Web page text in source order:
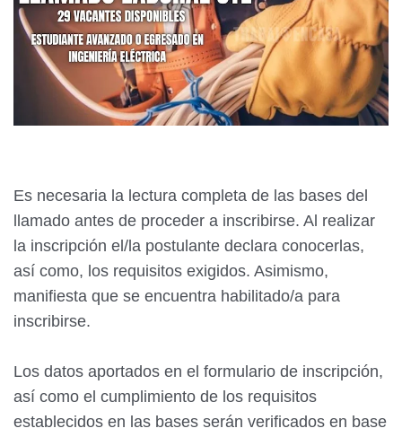
Es necesaria la lectura completa de las bases del
llamado antes de proceder a inscribirse. Al realizar
la inscripción el/la postulante declara conocerlas,
así como, los requisitos exigidos. Asimismo,
manifiesta que se encuentra habilitado/a para
inscribirse.
Los datos aportados en el formulario de inscripción,
así como el cumplimiento de los requisitos
establecidos en las bases serán verificados en base